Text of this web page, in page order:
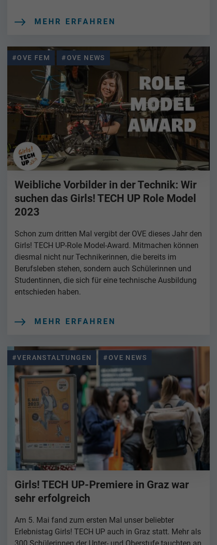
MEHR ERFAHREN
#OVE FEM #OVE NEWS
Weibliche Vorbilder in der Technik: Wir
suchen das Girls! TECH UP Role Model
2023
Schon zum dritten Mal vergibt der OVE dieses Jahr den
Girls! TECH UP-Role Model-Award. Mitmachen können
diesmal nicht nur Technikerinnen, die bereits im
Berufsleben stehen, sondern auch Schülerinnen und
Studentinnen, die sich für eine technische Ausbildung
entschieden haben.
MEHR ERFAHREN
#VERANSTALTUNGEN #OVE NEWS
Girls! TECH UP-Premiere in Graz war
sehr erfolgreich
Am 5. Mai fand zum ersten Mal unser beliebter
Erlebnistag Girls! TECH UP auch in Graz statt. Mehr als